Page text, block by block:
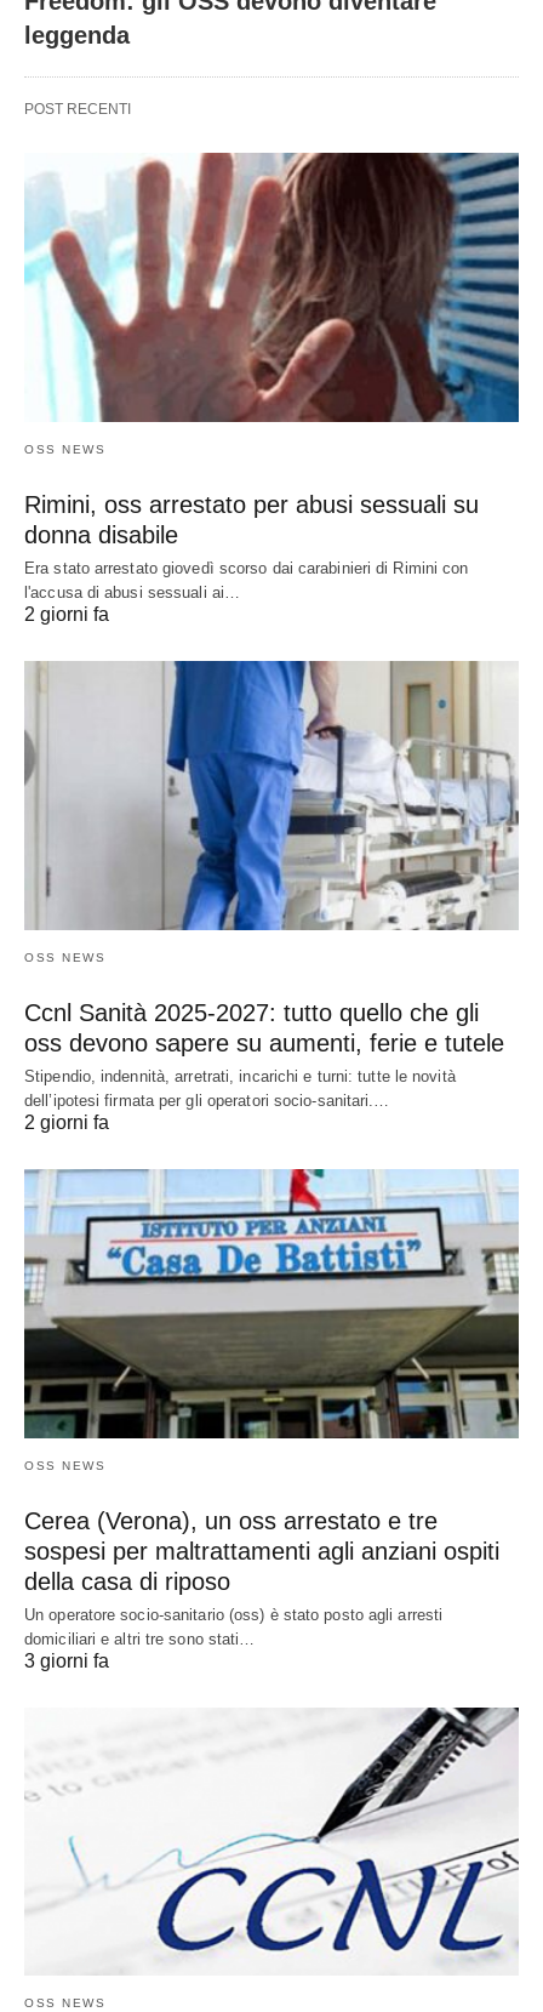
leggenda
POST RECENTI
OSS NEWS
Rimini, oss arrestato per abusi sessuali su
donna disabile
Era stato arrestato giovedì scorso dai carabinieri di Rimini con
l'accusa di abusi sessuali ai…
2 giorni fa
OSS NEWS
Ccnl Sanità 2025-2027: tutto quello che gli
oss devono sapere su aumenti, ferie e tutele
Stipendio, indennità, arretrati, incarichi e turni: tutte le novità
dell’ipotesi firmata per gli operatori socio-sanitari.…
2 giorni fa
OSS NEWS
Cerea (Verona), un oss arrestato e tre
sospesi per maltrattamenti agli anziani ospiti
della casa di riposo
Un operatore socio-sanitario (oss) è stato posto agli arresti
domiciliari e altri tre sono stati…
3 giorni fa
OSS NEWS